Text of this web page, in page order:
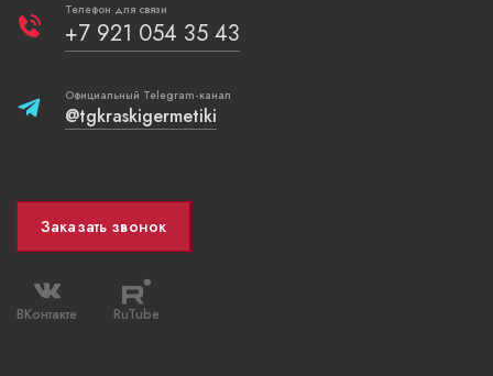
Телефон для связи
+7 921 054 35 43
Официальный Telegram-канал
@tgkraskigermetiki
Заказать звонок
ВКонтакте RuTube